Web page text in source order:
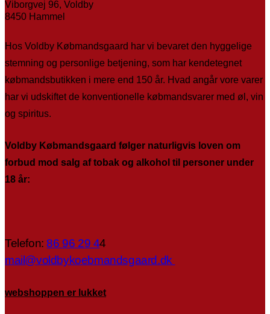
Viborgvej 96, Voldby
8450 Hammel
Hos Voldby Købmandsgaard har vi bevaret den hyggelige
stemning og personlige betjening, som har kendetegnet
købmandsbutikken i mere end 150 år. Hvad angår vore varer
har vi udskiftet de konventionelle købmandsvarer med øl, vin
og spiritus.
Voldby Købmandsgaard følger naturligvis loven om
forbud mod salg af tobak og alkohol til personer under
18 år:
Telefon:86 96 29 44
mail@voldbykoebmandsgaard.dk
webshoppen er lukket